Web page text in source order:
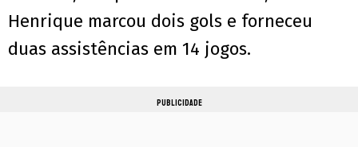
Henrique marcou dois gols e forneceu
duas assistências em 14 jogos.
PUBLICIDADE